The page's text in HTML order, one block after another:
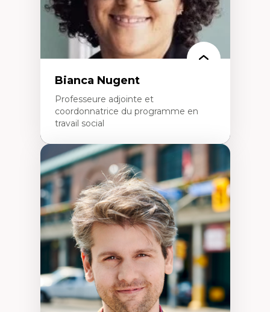
Développement de cadres politiques
Collaboration avec des entreprises
pharmaceutiques
Rédaction de publications et de rapports
politiques
Enseignement et mentorat
Bianca Nugent
Professeure adjointe et
coordonnatrice du programme en
travail social
Expertises
Travail social, action et justice sociale
Fondements de l’intervention et des
nouvelles pratiques en travail social et en
éducation inclusive
Minorités linguistiques, offre active et
francophonie plurielle en contexte
linguistique minoritaire
Études critiques sur le handicap, la
neurodiversité, l'agentivité et les injustices
épistémiques
Intersectionnalité et réalités 2SLGBTQ+
Méthodes d’interventions et approches
antiraciste, décoloniale, anti-oppressive
Approche interculturelle critique